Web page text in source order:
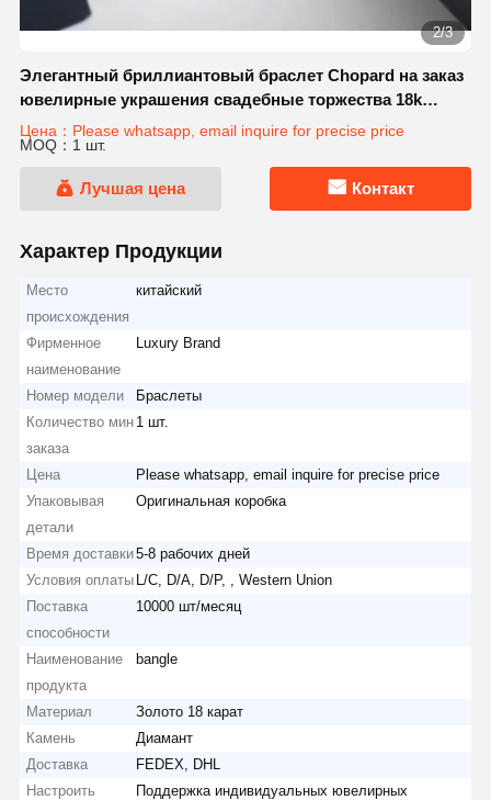
2/3
Элегантный бриллиантовый браслет Chopard на заказ
ювелирные украшения свадебные торжества 18k
золото сапфир
Цена：Please whatsapp, email inquire for precise price
MOQ：1 шт.
Лучшая цена Контакт
Характер Продукции
Место
происхождения
китайский
Фирменное
наименование
Luxury Brand
Номер модели
Браслеты
Количество мин
заказа
1 шт.
Цена
Please whatsapp, email inquire for precise price
Упаковывая
детали
Оригинальная коробка
Время доставки5-8 рабочих дней
Условия оплаты L/C, D/A, D/P, , Western Union
Поставка
способности
10000 шт/месяц
Наименование
продукта
bangle
Материал
Золото 18 карат
Камень
Диамант
Доставка
FEDEX, DHL
Настроить
Поддержка индивидуальных ювелирных